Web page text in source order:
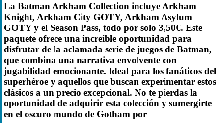
La Batman Arkham Collection incluye Arkham
Knight, Arkham City GOTY, Arkham Asylum
GOTY y el Season Pass, todo por solo 3,50€. Este
paquete ofrece una increíble oportunidad para
disfrutar de la aclamada serie de juegos de Batman,
que combina una narrativa envolvente con
jugabilidad emocionante. Ideal para los fanáticos del
superhéroe y aquellos que buscan experimentar estos
clásicos a un precio excepcional. No te pierdas la
oportunidad de adquirir esta colección y sumergirte
en el oscuro mundo de Gotham por